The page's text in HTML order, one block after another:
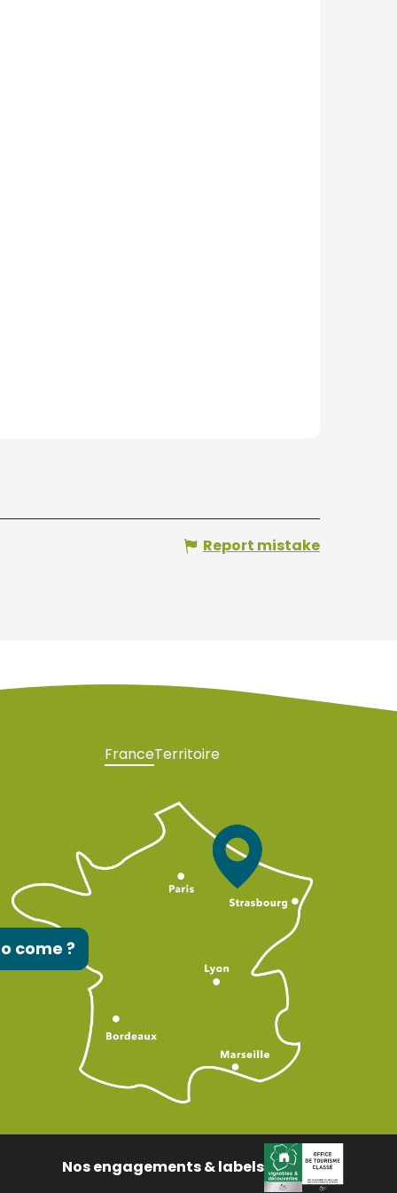
Report mistake
FranceTerritoire
come ?
Nos engagements & labels